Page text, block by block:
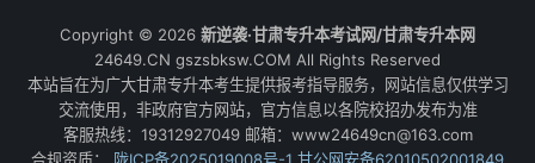
Copyright © 2026 新逆袭·甘肃专升本考试网/甘肃专升本网
24649.CN gszsbksw.COM All Rights Reserved
本站旨在为广大甘肃专升本考生提供报考指导服务，网站信息仅供学习
交流使用，非政府官方网站，官方信息以各院校招办发布为准
客服热线：19312927049 邮箱：www24649cn@163.com